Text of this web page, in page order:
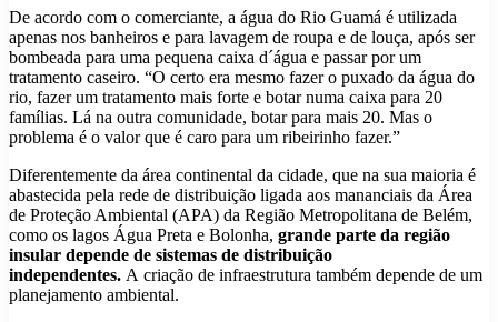
De acordo com o comerciante, a água do Rio Guamá é utilizada
apenas nos banheiros e para lavagem de roupa e de louça, após ser
bombeada para uma pequena caixa d´água e passar por um
tratamento caseiro. “O certo era mesmo fazer o puxado da água do
rio, fazer um tratamento mais forte e botar numa caixa para 20
famílias. Lá na outra comunidade, botar para mais 20. Mas o
problema é o valor que é caro para um ribeirinho fazer.”
Diferentemente da área continental da cidade, que na sua maioria é
abastecida pela rede de distribuição ligada aos mananciais da Área
de Proteção Ambiental (APA) da Região Metropolitana de Belém,
como os lagos Água Preta e Bolonha, grande parte da região
insular depende de sistemas de distribuição
independentes. A criação de infraestrutura também depende de um
planejamento ambiental.